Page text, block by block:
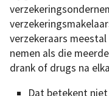
verzekeraars
nemen als die
drank of drugs na
Dat betekent